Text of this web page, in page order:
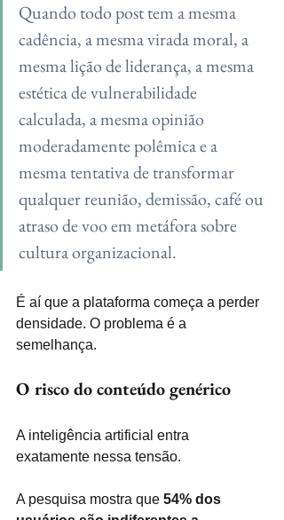
Quando todo post tem a mesma
cadência, a mesma virada moral, a
mesma lição de liderança, a mesma
estética de vulnerabilidade
calculada, a mesma opinião
moderadamente polêmica e a
mesma tentativa de transformar
qualquer reunião, demissão, café ou
atraso de voo em metáfora sobre
cultura organizacional.
É aí que a plataforma começa a perder
densidade. O problema é a
semelhança.
O risco do conteúdo genérico
A inteligência artificial entra
exatamente nessa tensão.
A pesquisa mostra que 54% dos